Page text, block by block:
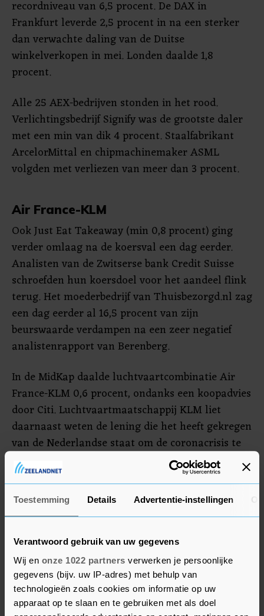
Toestemming Details Advertentie-instellingen
Verantwoord gebruik van uw gegevens
Wij en onze 1022 partners verwerken je persoonlijke
gegevens (bijv. uw IP-adres) met behulp van
technologieën zoals cookies om informatie op uw
apparaat op te slaan en te gebruiken met als doel
recordniveau van 6,5 procent. De DAX in
Frankfurt leverde 2,5 procent in na een sterker
dan verwachte daling van de Duitse
winkelverkopen in mei. Londen daalde 1,8
procent.
Alle 25 AEX-bedrijven stonden in het rood.
Verlichtingsbedrijf Signify was de grootste daler
met een min van dik 4 procent. Staalfabrikant
ArcelorMittal en chipmachinemaker ASML
volgden met verliezen van meer dan 3 procent.
Air France-KLM
Ook Just Eat Takeaway (min 0,8 procent) ging
verder omlaag na de koersval een dag eerder.
Analisten van de Zwitserse bank Credit Suisse
schroefden hun koersdoel voor het aandeel flink
terug. Het moederbedrijf van Thuisbezorgd.nl zag
een dag eerder al 16,5 procent van zijn
beurswaarde verdampen na een zeer negatief
analistenrapport van Berenberg.
In de MidKap daalde luchtvaartcombinatie Air
France-KLM 0,6 procent, ondanks een koopadvies
door Citi. Luchtvaartmaatschappij KLM liet
daarnaast weten de lening die het heeft gekregen
van de Nederlandse staat om de coronacrisis te
overleven volledig afgelost.
Ease2Pay
Ease2Pay steeg 10 procent. De
parkeerbetalingsapp zag het aantal transacties
in de eerste vijf maanden van het jaar sterk
groeien, mede dankzij de overname van het
transactieplatform voor oplaadpalen Involtum.